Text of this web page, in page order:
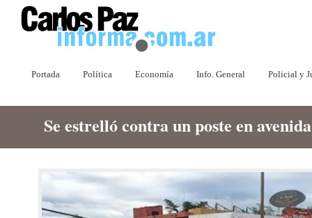
Portada Política Economía Info. General Policial y
Se estrelló contra un poste en